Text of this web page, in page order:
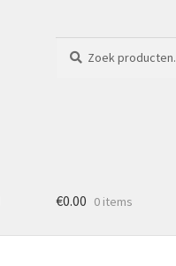
naar:
€0.00 0 items